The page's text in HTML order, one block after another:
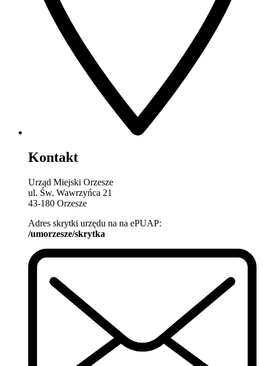
Kontakt
Urząd Miejski Orzesze
ul. Św. Wawrzyńca 21
43-180 Orzesze
Adres skrytki urzędu na na ePUAP:
/umorzesze/skrytka